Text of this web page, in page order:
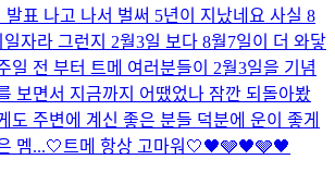
표 나고 나서 벌써 5년이 지났네요 사실 8
자라 그런지 2월3일 보다 8월7일이 더 와닿
일 전 부터 트메 여러분들이 2월3일을 기념
보면서 지금까지 어땠었나 잠깐 되돌아봤
도 주변에 계신 좋은 분들 덕분에 운이 좋게
멤...🤍트메 항상 고마워🤍🖤🩶🖤🩶🖤